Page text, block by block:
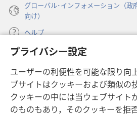
プライバシー設定
ユーザーの利便性を可能な限り向
ブサイトはクッキーおよび類似の
クッキーの中には当ウェブサイト
のものもあり，そのクッキーを拒
グローバル･インフォメーション（政
向け）
ヘルプ
寄付
し
い
タ
ブ
ものみの塔 オンライン・ライブラリ
（新
し
い
JW Hub ®